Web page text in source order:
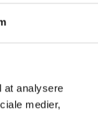
at analysere
medier,